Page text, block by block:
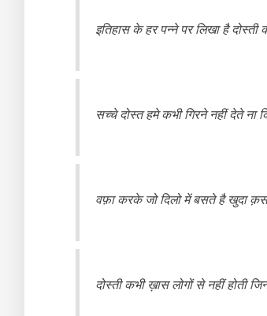
इतिहास के हर पन्ने पर लिखा है दोस्ती
सच्चे दोस्त हमे कभी गिरने नहीं देते ना
वफ़ा करके जो दिलो में बसते है खुदा
दोस्ती कभी ख़ास लोगों से नहीं होती